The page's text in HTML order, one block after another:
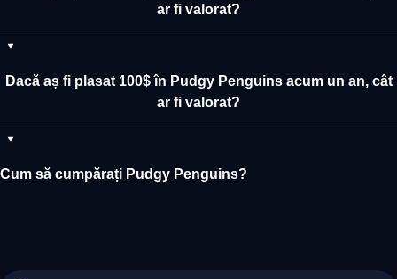
ar fi valorat?
Dacă aș fi plasat 100$ în Pudgy Penguins acum un an, cât
ar fi valorat?
Cum să cumpărați Pudgy Penguins?